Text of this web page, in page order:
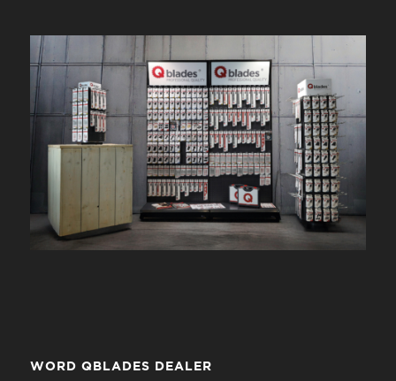
WORD QBLADES DEALER